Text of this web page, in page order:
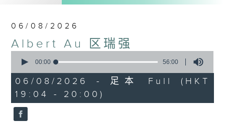
06/08/2026
Albert Au 区瑞强
seconds
56
minutes,
0
seconds
00:00 56:00
06/08/2026 - 足本 Full (HKT
19:04 - 20:00)